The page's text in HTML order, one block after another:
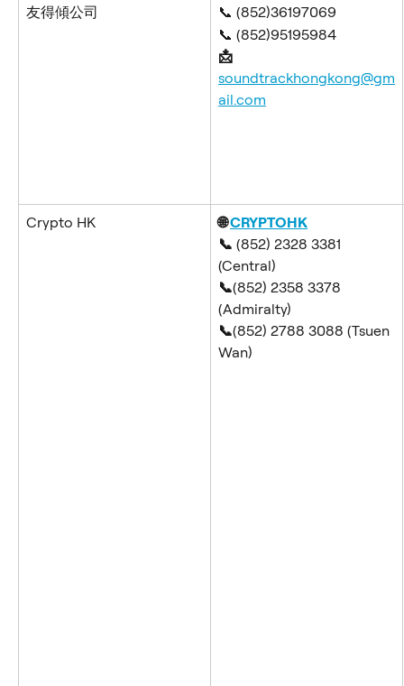
友得傾公司
📞 (852)36197069
📞 (852)95195984
📩
soundtrackhongkong@gm
ail.com
Crypto HK 🌐 CRYPTOHK
📞 (852) 2328 3381
(Central)
📞(852) 2358 3378
(Admiralty)
📞(852) 2788 3088 (Tsuen
Wan)